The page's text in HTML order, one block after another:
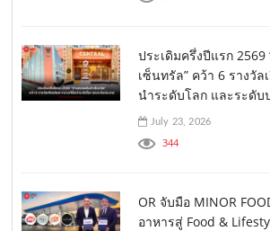
ประเดิมครึ่งปีแรก
เซ็นทรัล” คว้า 6 รางวั
นำระดับโลก และระดับ
July 23, 2026
344
OR จับมือ MINOR
อาหารสู่ Food &